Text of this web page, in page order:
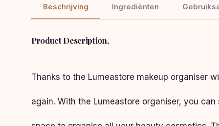
Beschrijving Ingrediënten
Product Description,
Thanks to the Lumeastore makeup organiser
again. With the Lumeastore organiser, you